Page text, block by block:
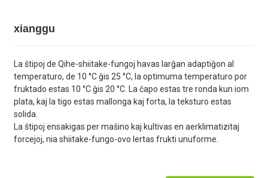
xianggu
La ŝtipoj de Qihe-shiitake-fungoj havas larĝan adaptiĝon al
temperaturo, de 10 °C ĝis 25 °C, la optimuma temperaturo por
fruktado estas 10 °C ĝis 20 °C. La ĉapo estas tre ronda kun iom
plata, kaj la tigo estas mallonga kaj forta, la teksturo estas
solida.
La ŝtipoj ensakigas per maŝino kaj kultivas en aerklimatizitaj
forcejoj, nia shiitake-fungo-ovo lertas frukti unuforme.